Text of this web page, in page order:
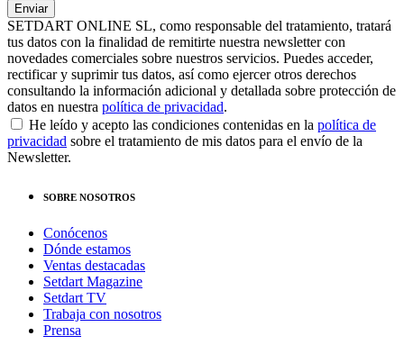
SETDART ONLINE SL, como responsable del tratamiento, tratará
tus datos con la finalidad de remitirte nuestra newsletter con
novedades comerciales sobre nuestros servicios. Puedes acceder,
rectificar y suprimir tus datos, así como ejercer otros derechos
consultando la información adicional y detallada sobre protección de
datos en nuestra política de privacidad.
He leído y acepto las condiciones contenidas en la política de
privacidad sobre el tratamiento de mis datos para el envío de la
Newsletter.
SOBRE NOSOTROS
Conócenos
Dónde estamos
Ventas destacadas
Setdart Magazine
Setdart TV
Trabaja con nosotros
Prensa